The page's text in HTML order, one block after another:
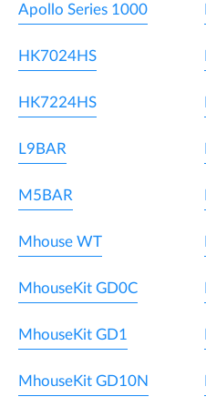
Apollo Series 1000
HK7024HS
HK7224HS
L9BAR
M5BAR
Mhouse WT
MhouseKit GD0C
MhouseKit GD1
MhouseKit GD10N